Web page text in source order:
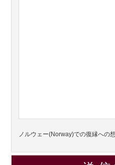
ノルウェー(Norway)での復縁への